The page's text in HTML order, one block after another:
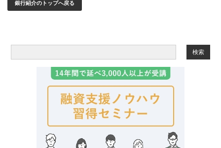
銀行紹介のトップへ戻る